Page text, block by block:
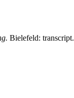
Bielefeld: transcript.